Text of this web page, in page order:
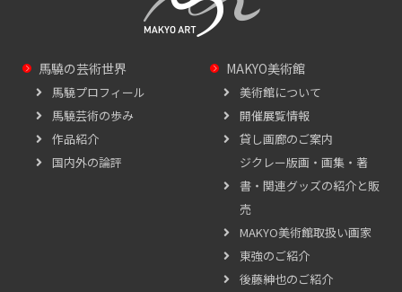
馬驍の芸術世界
馬驍プロフィール
馬驍芸術の歩み
作品紹介
国内外の論評
MAKYO美術館
美術館について
開催展覧情報
貸し画廊のご案内
ジクレー版画・画集・著
書・関連グッズの紹介と販
売
MAKYO美術館取扱い画家
東強のご紹介
後藤紳也のご紹介